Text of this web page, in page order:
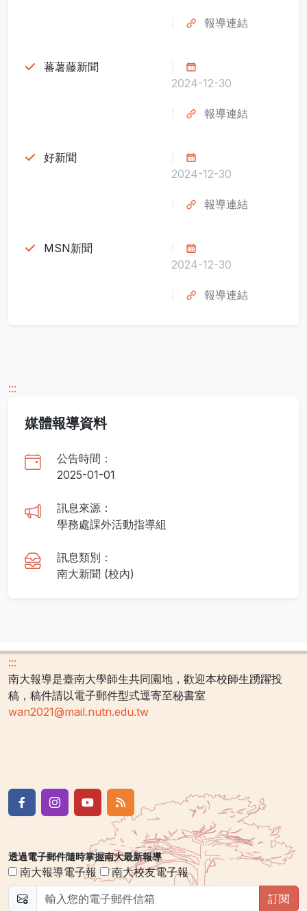
報導連結
蕃薯藤新聞
2024-12-30
報導連結
好新聞
2024-12-30
報導連結
MSN新聞
2024-12-30
報導連結
:::
媒體報導資料
公告時間：
2025-01-01
訊息來源：
學務處課外活動指導組
訊息類別：
南大新聞 (校內)
:::
南大報導是臺南大學師生共同園地，歡迎本校師生踴躍投
稿，稿件請以電子郵件型式逕寄至秘書室
wan2021@mail.nutn.edu.tw
透過電子郵件隨時掌握南大最新報導
南大報導電子報
南大校友電子報
訂閱